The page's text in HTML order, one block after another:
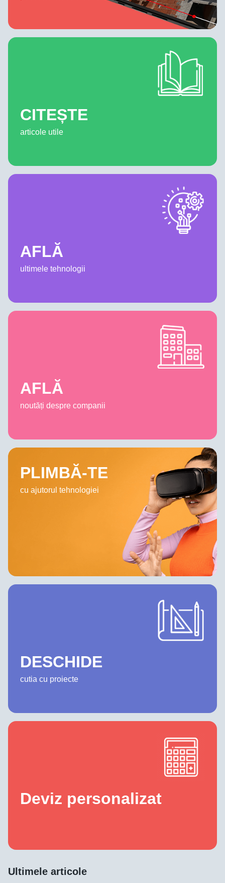
CITEȘTE
articole utile
AFLĂ
ultimele tehnologii
AFLĂ
noutăți despre companii
PLIMBĂ-TE
cu ajutorul tehnologiei
DESCHIDE
cutia cu proiecte
Deviz personalizat
Ultimele articole